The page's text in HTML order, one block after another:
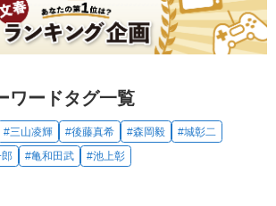
ワードタグ一覧
#三山凌輝 #後藤真希 #森岡毅
#城彰二
#亀和田武 #池上彰